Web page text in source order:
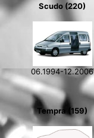
Scudo (220)
06.1994-12.2006
Tempra (159)